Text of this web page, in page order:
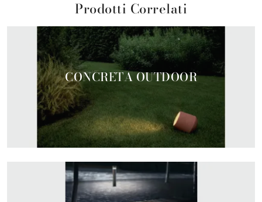
Prodotti Correlati
CONCRETA OUTDOOR